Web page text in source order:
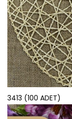
3413 (100 ADET)
Merhaba